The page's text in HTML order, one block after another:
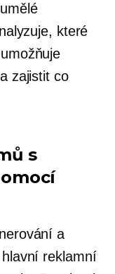
které
zajistit co
s
a
reklamní